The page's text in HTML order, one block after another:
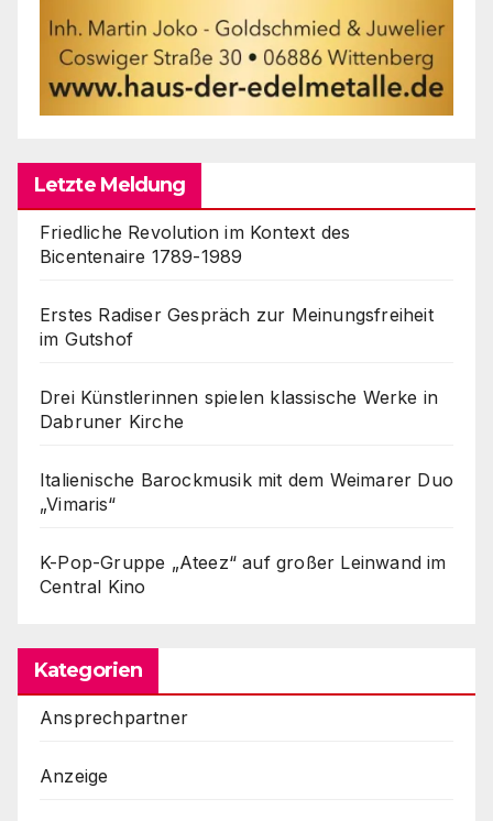
Letzte Meldung
Friedliche Revolution im Kontext des
Bicentenaire 1789-1989
Erstes Radiser Gespräch zur Meinungsfreiheit
im Gutshof
Drei Künstlerinnen spielen klassische Werke in
Dabruner Kirche
Italienische Barockmusik mit dem Weimarer Duo
„Vimaris“
K-Pop-Gruppe „Ateez“ auf großer Leinwand im
Central Kino
Kategorien
Ansprechpartner
Anzeige